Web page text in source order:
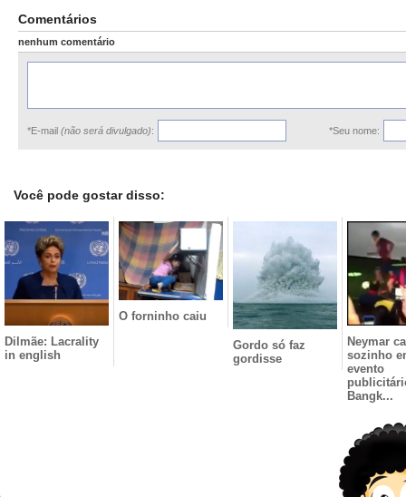
Comentários
nenhum comentário
*E-mail (não será divulgado): *Seu nome:
Você pode gostar disso:
Dilmãe: Lacrality
in english
O forninho caiu
Gordo só faz
gordisse
Neymar
sozinho
evento
Bangk...